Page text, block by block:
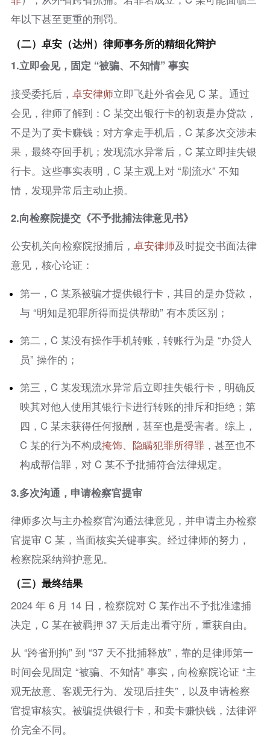
年以下甚至更重的刑罚。
（二）卓安（达州）律师事务所的精细化辩护
1.立即会见，固定 “被骗、不知情” 事实
接受委托后， 卓安律师立即飞赴外省会见 C 某。通过
会见，律师了解到：C 某交出银行卡的初衷是办贷款，
不是为了卖卡赚钱；对方拿走手机后，C 某多次交涉未
果，最终夺回手机；发现流水异常后，C 某立即挂失银
行卡。这些事实表明，C 某主观上对 “刷流水” 不知
情，发现异常后主动止损。
2.向检察院提交《不予批捕法律意见书》
公安机关向检察院报捕后， 卓安律师及时提交书面法律
意见，核心论证：
第一，C 某系被骗才提供银行卡，其目的是办贷款，
与 “明知是犯罪所得而提供帮助” 有本质区别；
第二，C 某没有操作手机转账，转账行为是 “办贷人
员” 操作的；
第三，C 某发现流水异常后立即挂失银行卡，明确反
映其对他人使用其银行卡进行转账的排斥和拒绝；第
四，C 某未获得任何报酬，甚至也是受害者。综上，
C 某的行为不构成掩饰、隐瞒犯罪所得罪，甚至也不
构成帮信罪，对 C 某不予批捕符合法律规定。
3.多次沟通，申请检察官提审
律师多次与主办检察官沟通法律意见，并申请主办检察
官提审 C 某，当面核实关键事实。经过律师的努力，
检察院采纳辩护意见。
（三）最终结果
2024 年 6 月 14 日，检察院对 C 某作出不予批准逮捕
决定，C 某在被羁押 37 天后走出看守所，重获自由。
从 “跨省刑拘” 到 “37 天不批捕释放”，靠的是律师第一
时间会见固定 “被骗、不知情” 事实，向检察院论证 “主
观无故意、客观无行为、发现后挂失”，以及申请检察
官提审核实。被骗提供银行卡，和卖卡赚快钱，法律评
价完全不同。